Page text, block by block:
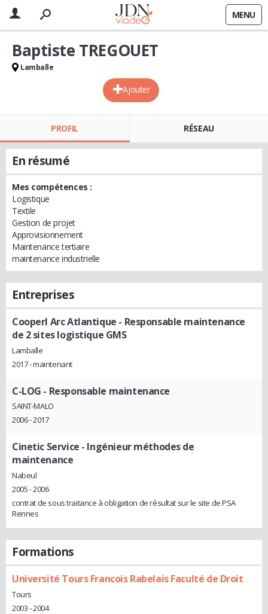
MENU
Ajouter
Baptiste TREGOUET
Lamballe
PROFIL RÉSEAU
En résumé
Mes compétences :
Logistique
Textile
Gestion de projet
Approvisionnement
Maintenance tertiaire
maintenance industrielle
Entreprises
Cooperl Arc Atlantique - Responsable maintenance
de 2 sites logistique GMS
Lamballe
2017 - maintenant
C-LOG - Responsable maintenance
SAINT-MALO
2006 - 2017
Cinetic Service - Ingénieur méthodes de
maintenance
Nabeul
2005 - 2006
contrat de sous traitance à obligation de résultat sur le site de PSA
Rennes
Formations
Université Tours Francois Rabelais Faculté de Droit
Tours
2003 - 2004